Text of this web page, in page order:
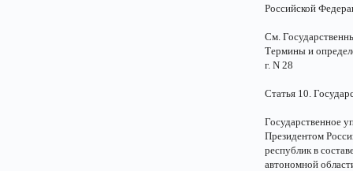
Российской
См.
Термины и
г. N 28
Статья 10.
Государственное
Президентом
республик в
автономной